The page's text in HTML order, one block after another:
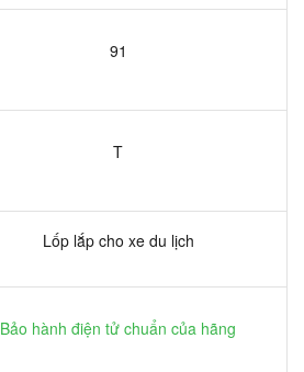
91
T
Lốp lắp cho xe du lịch
Bảo hành điện tử chuẩn của hãng